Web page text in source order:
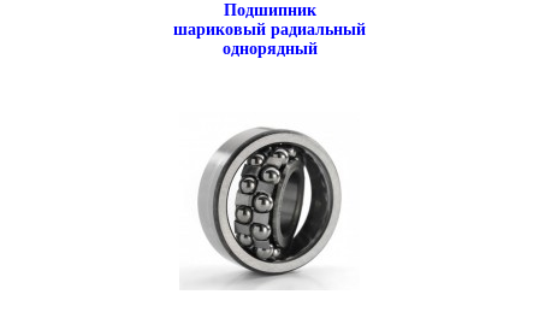
Подшипник
шариковый радиальный
однорядный